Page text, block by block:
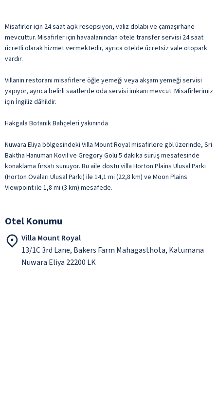
Misafirler için 24 saat açık resepsiyon, valiz dolabı ve çamaşırhane
mevcuttur. Misafirler için havaalanından otele transfer servisi 24 saat
ücretli olarak hizmet vermektedir, ayrıca otelde ücretsiz vale otopark
vardır.
Villanın restoranı misafirlere öğle yemeği veya akşam yemeği servisi
yapıyor, ayrıca belirli saatlerde oda servisi imkanı mevcut. Misafirlerimiz
için İngiliz dâhildir.
Hakgala Botanik Bahçeleri yakınında
Nuwara Eliya bölgesindeki Villa Mount Royal misafirlere göl üzerinde, Sri
Baktha Hanuman Kovil ve Gregory Gölü 5 dakika sürüş mesafesinde
konaklama fırsatı sunuyor. Bu aile dostu villa Horton Plains Ulusal Parkı
(Horton Ovaları Ulusal Parkı) ile 14,1 mi (22,8 km) ve Moon Plains
Viewpoint ile 1,8 mi (3 km) mesafede.
Otel Konumu
Villa Mount Royal
13/1C 3rd Lane, Bakers Farm Mahagasthota, Katumana
Nuwara Eliya 22200 LK